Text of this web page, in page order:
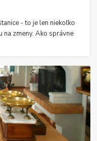
- to je len niekoľko
na zmeny. Ako správne